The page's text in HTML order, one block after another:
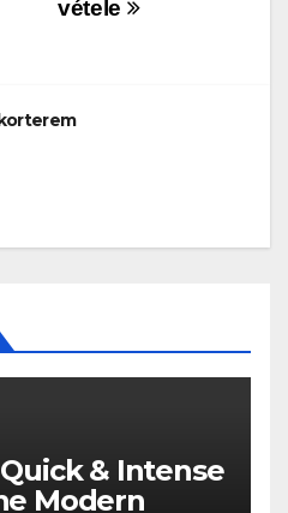
vétele
& Intense
Modern